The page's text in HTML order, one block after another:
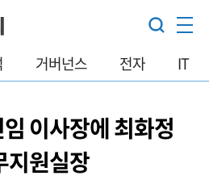
거버넌스 전자 IT
이사장에 최화정
지원실장